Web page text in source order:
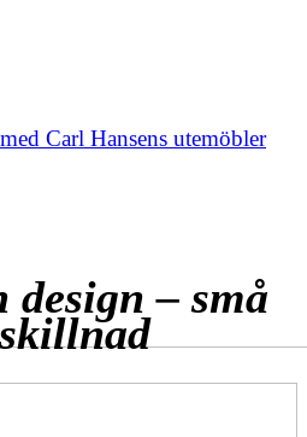
Carl Hansens utemöbler
– små